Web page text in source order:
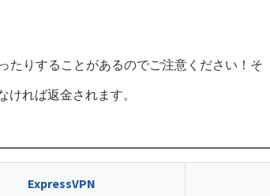
たりすることがあるのでご注意ください！そ
れば返金されます。
ExpressVPN